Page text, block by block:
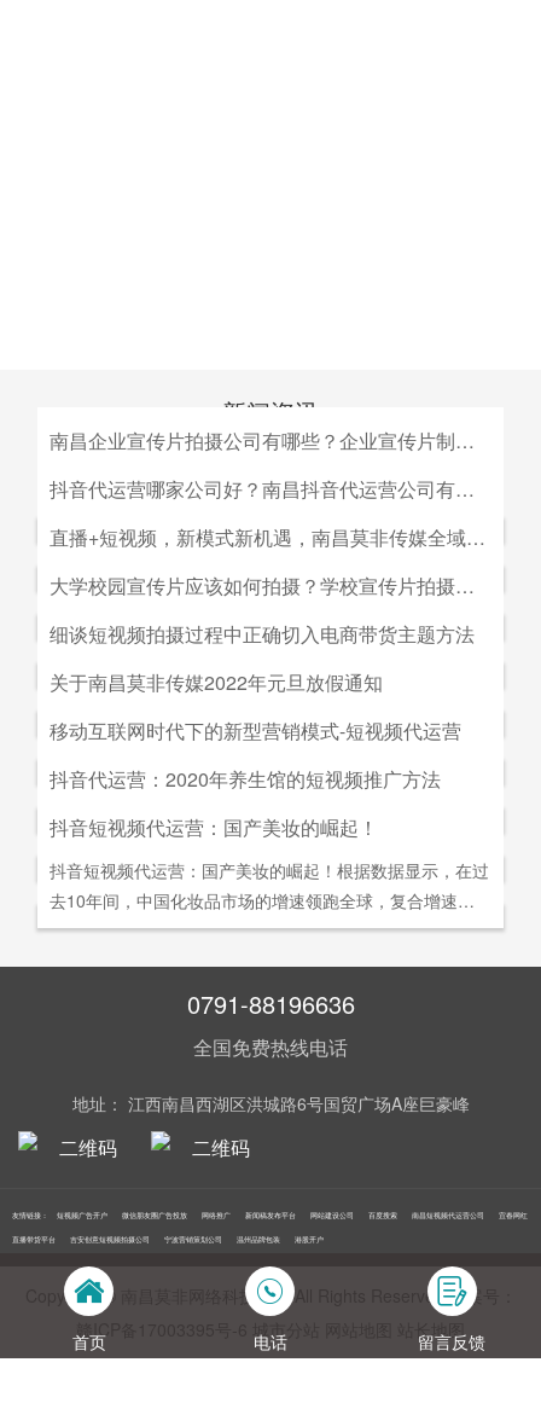
新闻资讯
南昌企业宣传片拍摄公司有哪些？企业宣传片制作公司哪家好
南昌企业宣传片拍摄公司有哪些？企业宣传片制作公司哪家
视宣传的规模，似乎企业宣传片是大企业才做得起的东西。
而事实上，正是因为公司规模小，才需要通过一个企业形象
片的包装，给经销商客户等以信心。
抖音代运营哪家公司好？南昌抖音代运营公司有哪些？
抖音代运营哪家公司好？南昌抖音代运营公司有哪些？抖音
何选择抖音代运营公司呢，首先我们要先了解抖音代运营的
主要工作有哪些，抖音代运营公司会帮助我们做什么，什么
是我们自己做不到的，随着抖音的流行，抖音代运营的发展
前景是非常好的。
直播+短视频，新模式新机遇，南昌莫非传媒全域营销平台全新低成本精准拓客！
直播+短视频，新模式新机遇，南昌莫非传媒全域营销平台
会对市场营销造成深远的影响，引领企业走向下一场变革。
2G时代，消费者实现了通讯的自由；3G时代，视频通话和
移动数据技术的兴起推动了智能手机的发展；到了4G技术
的普及，成为了视频流媒体、移动应用和程序化广告发展的
信息的接收已经从图文时代转向了视听时代，而营销方式也
从单一的PC搜索引擎向多媒体、多领域转移，短视频、直
大学校园宣传片应该如何拍摄？学校宣传片拍摄出来有哪些作用？
大学校园宣传片应该如何拍摄？学校宣传片拍摄出来有哪些
始陆续的展开，而为了配合更好的招生进行学校文化建设，
都会拍摄一些大学宣传片来吸引更多学生，进而达到校园招
生的目的。那么，大学宣传片如何拍摄呢？有哪些作用？下
面小编就来为大家简单介绍一下。
细谈短视频拍摄过程中正确切入电商带货主题方法
细谈短视频拍摄过程中正确切入电商带货主题方法。短视频
一是创建自己的个人IP品牌,比如李子柒；二是创建代表生
活方式的品牌, 比如“一条”。前者就是基于达人的影响力创
建品牌,以IP名为品牌名,以达人为 品牌背书,这种模式其实更
像粉丝经济。普通用户受短视频内容的吸引 成为达人的粉
丝,进而成为产生实际购买行为的用户。实践证明,只要 IP足
够打动人心,他们就能爆发出巨大的影响力。以李子柒为例,
李子柒凭借短视频积累了千万粉丝,后在淘宝平台开设店铺,
关于南昌莫非传媒2022年元旦放假通知
关于南昌莫非传媒2022年元旦放假通知.元旦：1月1日（星
月4日（星期二）上班。在此期间，如果您有需要我们提供
服务的地方可直接在网站留言板块进行留言，上班后，我们
会及时回复；如有紧急事项可拨打0791-88196636进行咨
询。
移动互联网时代下的新型营销模式-短视频代运营
移动互联网时代下的新型营销模式-短视频代运营。创意营
的含义发生了新的变化，是以创意表达的内容为连接的、以
社交分享和算法匹配为，主要传播信道的用户参与共创的新
型整合营销模式。
抖音代运营：2020年养生馆的短视频推广方法
抖音代运营：2020年养生馆的短视频推广方法.南昌莫非文
告及网络营销领域的公司，是国内领先的一站式全网营销推
广创新型服务平台。主营：蓝V认证，抖音，快手短视频代
理，搜索引擎营销，关键词优化，网站建设，SEO网站优
化，SEM竞价优化，小程序制作，网络推广，网络营销，
设计，LOGO设计，口碑优化，品牌形象设计，获客推广，
网站定制，APP开发，软件制作，网络公关，网站推广，海
告等等业务！在江西更多人选择南昌莫非传媒！
抖音短视频代运营：国产美妆的崛起！
抖音短视频代运营：国产美妆的崛起！根据数据显示，在过
去10年间，中国化妆品市场的增速领跑全球，复合增速达9.
5%。庞大的市场让国产美妆迅速崛起，其中，完美日记一
0791-88196636
全国免费热线电话
地址： 江西南昌西湖区洪城路6号国贸广场A座巨豪峰
友情链接： 短视频广告开户 微信朋友圈广告投放 网络推广 新闻稿发布平台 网站建设公司 百度搜索 南昌短视频代运营公司 宜春网红
直播带货平台 吉安创意短视频拍摄公司 宁波营销策划公司 温州品牌包装 港股开户
Copyright © 南昌莫非网络科技公司 All Rights Reserved 备案号：
赣ICP备17003395号‍-6
城市分站 站长地图
首页 电话 留言反馈